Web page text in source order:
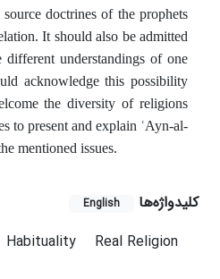
doctrines of the prophets
It should also be admitted
understandings of one
acknowledge this possibility
the diversity of religions
to present and explain ʿAyn-al-
mentioned issues.
کلیدواژه‌ها English
Habituality
Real Religion